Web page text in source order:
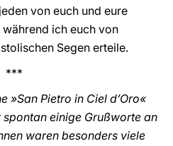
von euch und eure
ich euch von
Segen erteile.
***
»San Pietro in Ciel d’Oro«
einige Grußworte an
waren besonders viele